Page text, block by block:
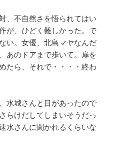
、不自然さを悟られてはい
が、ひどく難しかった。で
い。女優、北島マヤなんだ
のドアまで歩いて。扉を
たら、それで・・・・終わ
水城さんと目があったので
らけだしてしまいそうだっ
水さんに聞かれるくらいな